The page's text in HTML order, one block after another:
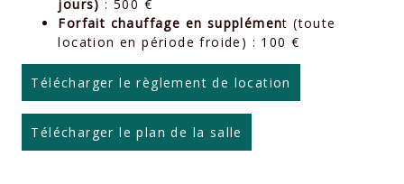
jours) : 500 €
Forfait chauffage en supplément (toute
location en période froide) : 100 €
Télécharger le règlement de location
Télécharger le plan de la salle